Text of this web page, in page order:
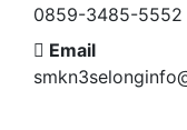
0859-3485-5552
Email